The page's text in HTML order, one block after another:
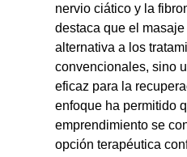
nervio ciático y la
destaca que el
alternativa a los
convencionales, sino
eficaz para la
enfoque ha permitido
emprendimiento se
opción terapéutica